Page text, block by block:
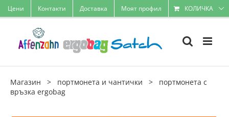
Skip
to
Цени Контакти Доставка Моят профил КОЛИЧКА
Магазин > портмонета и чантички > портмонета с
връзка ergobag